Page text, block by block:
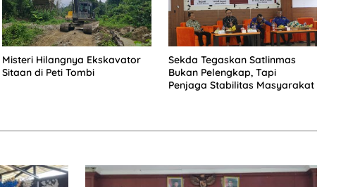
Misteri Hilangnya Ekskavator
Sitaan di Peti Tombi
Sekda Tegaskan Satlinmas
Bukan Pelengkap, Tapi
Penjaga Stabilitas Masyarakat